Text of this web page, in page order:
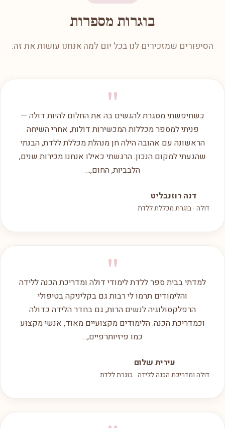
בוגרות מספרות
הסיפורים שמזכירים לנו בכל יום למה אנחנו עושות את זה.
"
כשחיפשתי מסגרת להגשים בה את החלום להיות דולה —
פניתי למספר מכללות המכשירות דולות, אחרי השיחה
הראשונה עם אהובה הילה חן מנהלת מכללת ללדת, הבנתי
שהגעתי למקום הנכון. הרגשתי כאילו אנחנו מכירות שנים,
הלבביות, החום,…
דנה רוזנבליט
דולה · בוגרת מכללת ללדת
"
למדתי בבית ספר ללדת לימודי דולה ומדריכת הכנה ללידה
והלימודים תרמו לי רבות גם בקליניקה בטיפולי
הרפלקסולוגיה לנשים הרות, גם בחדר הלידה כדולה
וכמדריכת הכנה. הלימודים מקצועיים מאוד, אנשי מקצוע
כמו פיזיותרפיים,…
עירית שלום
דולה ומדריכת הכנה ללידה · בוגרת ללדת